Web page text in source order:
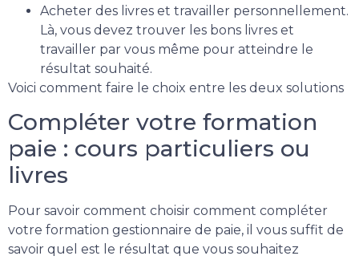
Acheter des livres et travailler personnellement.
Là, vous devez trouver les bons livres et
travailler par vous même pour atteindre le
résultat souhaité.
Voici comment faire le choix entre les deux solutions
Compléter votre formation
paie : cours particuliers ou
livres
Pour savoir comment choisir comment compléter
votre formation gestionnaire de paie, il vous suffit de
savoir quel est le résultat que vous souhaitez